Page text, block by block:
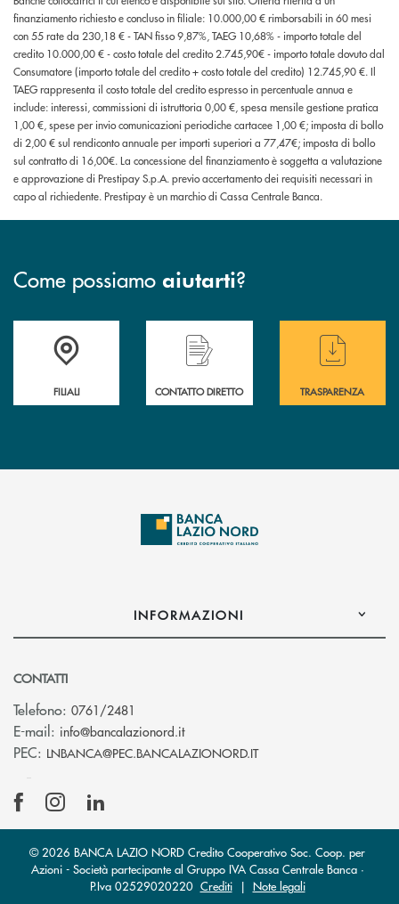
finanziamento richiesto e concluso in filiale: 10.000,00 € rimborsabili in 60 mesi
con 55 rate da 230,18 € - TAN fisso 9,87%, TAEG 10,68% - importo totale del
credito 10.000,00 € - costo totale del credito 2.745,90€ - importo totale dovuto dal
Consumatore (importo totale del credito + costo totale del credito) 12.745,90 €. Il
TAEG rappresenta il costo totale del credito espresso in percentuale annua e
include: interessi, commissioni di istruttoria 0,00 €, spesa mensile gestione pratica
1,00 €, spese per invio comunicazioni periodiche cartacee 1,00 €; imposta di bollo
di 2,00 € sul rendiconto annuale per importi superiori a 77,47€; imposta di bollo
sul contratto di 16,00€. La concessione del finanziamento è soggetta a valutazione
e approvazione di Prestipay S.p.A. previo accertamento dei requisiti necessari in
capo al richiedente. Prestipay è un marchio di Cassa Centrale Banca.
Come possiamo aiutarti?
Trova la filiale più vicina a te
FILIALI
Hai bisogno di assistenza immediata ?
CONTATTO DIRETTO
Hai bisogno di
TRASPARENZA
INFORMAZIONI
CONTATTI
Telefono: 0761/2481
E-mail: info@bancalazionord.it(si apre l’app di posta elettronica)
PEC: LNBANCA@PEC.BANCALAZIONORD.IT(si apre l’app di posta
© 2026 BANCA LAZIO NORD Credito Cooperativo Soc. Coop. per
Azioni - Società partecipante al Gruppo IVA Cassa Centrale Banca ·
P.Iva 02529020220 Crediti| Note legali